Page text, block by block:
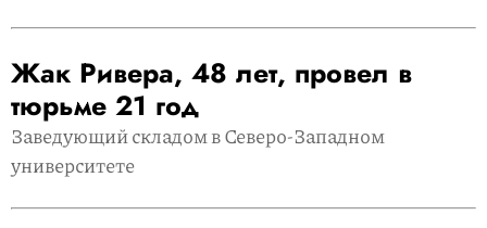
Жак Ривера, 48 лет, провел в
тюрьме 21 год
Заведующий складом в Северо-Западном
университете